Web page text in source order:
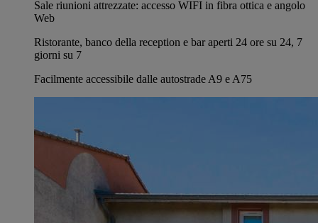
Sale riunioni attrezzate: accesso WIFI in fibra ottica e angolo
Web
Ristorante, banco della reception e bar aperti 24 ore su 24, 7
giorni su 7
Facilmente accessibile dalle autostrade A9 e A75